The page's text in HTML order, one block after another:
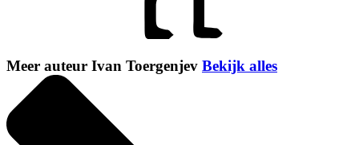
Meer auteur Ivan Toergenjev Bekijk alles